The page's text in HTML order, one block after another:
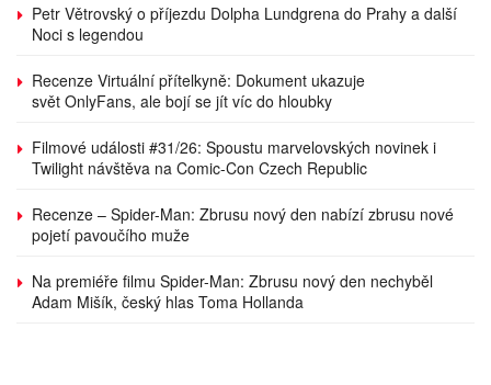
Petr Větrovský o příjezdu Dolpha Lundgrena do Prahy a další
Noci s legendou
Recenze Virtuální přítelkyně: Dokument ukazuje
svět OnlyFans, ale bojí se jít víc do hloubky
Filmové události #31/26: Spoustu marvelovských novinek i
Twilight návštěva na Comic-Con Czech Republic
Recenze – Spider-Man: Zbrusu nový den nabízí zbrusu nové
pojetí pavoučího muže
Na premiéře filmu Spider-Man: Zbrusu nový den nechyběl
Adam Mišík, český hlas Toma Hollanda